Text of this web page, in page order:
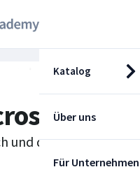
Katalog
Über uns
Für Unternehmen
365
und deine Karriere